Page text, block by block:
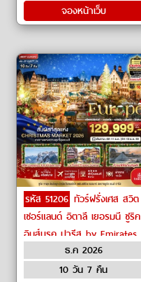
จองหน้าเว็บ
รหัส 51206 ทัวร์ฝรั่งเศส สวิต
เซอร์แลนด์ อิตาลี เยอรมนี ซูริค
อินส์บรุค ปารีส by Emirates
ธ.ค 2026
10 วัน 7 คืน